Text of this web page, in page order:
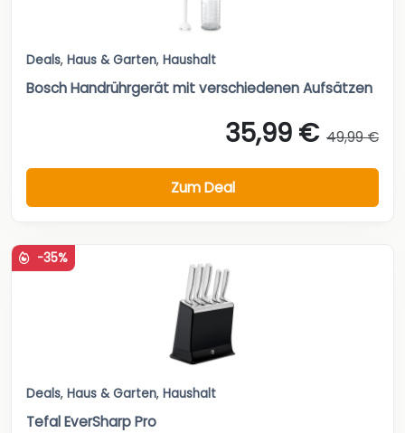
Deals, Haus & Garten, Haushalt
Bosch Handrührgerät mit verschiedenen Aufsätzen
35,99 € 49,99 €
Zum Deal
-35%
Deals, Haus & Garten, Haushalt
Tefal EverSharp Pro